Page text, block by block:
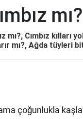
mı?
mı?, Cımbız kılları
mı?, Ağda tüyleri
çoğunlukla